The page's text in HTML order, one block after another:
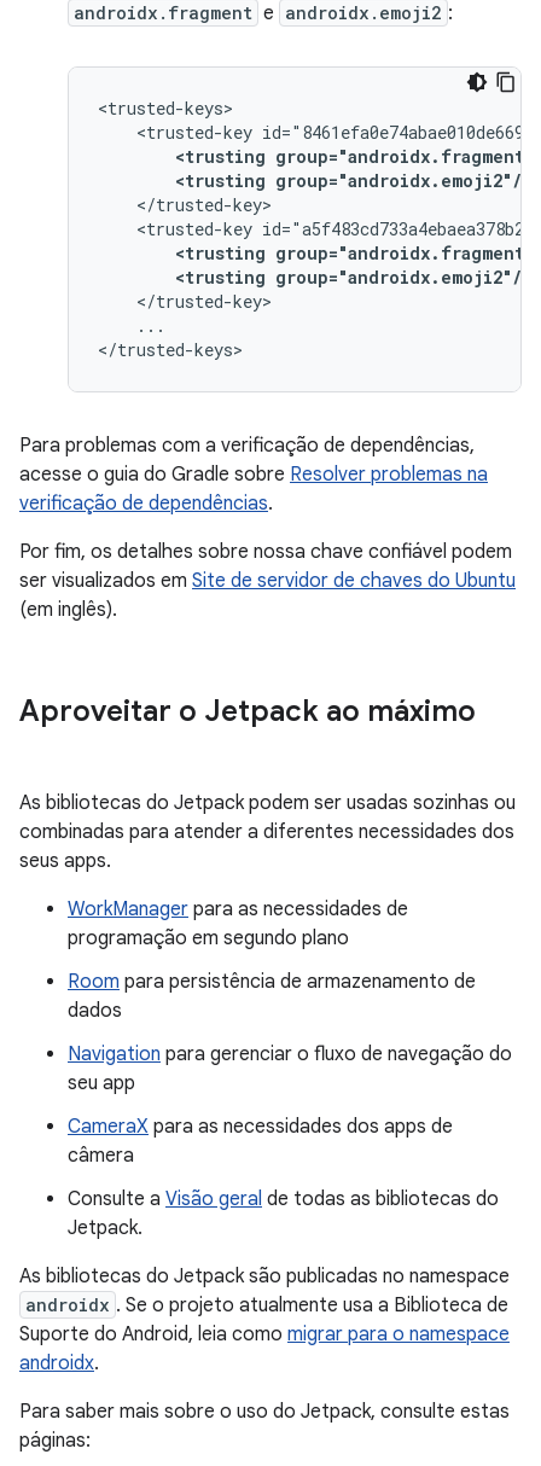
androidx.fragment e androidx.emoji2 :
<trusted-key
<trusting
<trusting group="androidx.emoji2"/>
<trusted-key
<trusting
<trusting group="androidx.emoji2"/>
...
Para problemas com a verificação de dependências,
acesse o guia do Gradle sobre Resolver problemas na
verificação de dependências.
Por fim, os detalhes sobre nossa chave confiável podem
ser visualizados em Site de servidor de chaves do Ubuntu
(em inglês).
Aproveitar o Jetpack ao máximo
As bibliotecas do Jetpack podem ser usadas sozinhas ou
combinadas para atender a diferentes necessidades dos
seus apps.
WorkManager para as necessidades de
programação em segundo plano
Room para persistência de armazenamento de
dados
Navigation para gerenciar o fluxo de navegação do
seu app
CameraX para as necessidades dos apps de
câmera
Consulte a Visão geral de todas as bibliotecas do
Jetpack.
As bibliotecas do Jetpack são publicadas no namespace
androidx . Se o projeto atualmente usa a Biblioteca de
Suporte do Android, leia como migrar para o namespace
androidx.
Para saber mais sobre o uso do Jetpack, consulte estas
páginas: